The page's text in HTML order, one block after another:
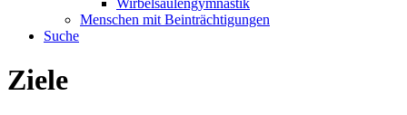
Wirbelsäulengymnastik
Menschen mit Beinträchtigungen
Suche
Ziele